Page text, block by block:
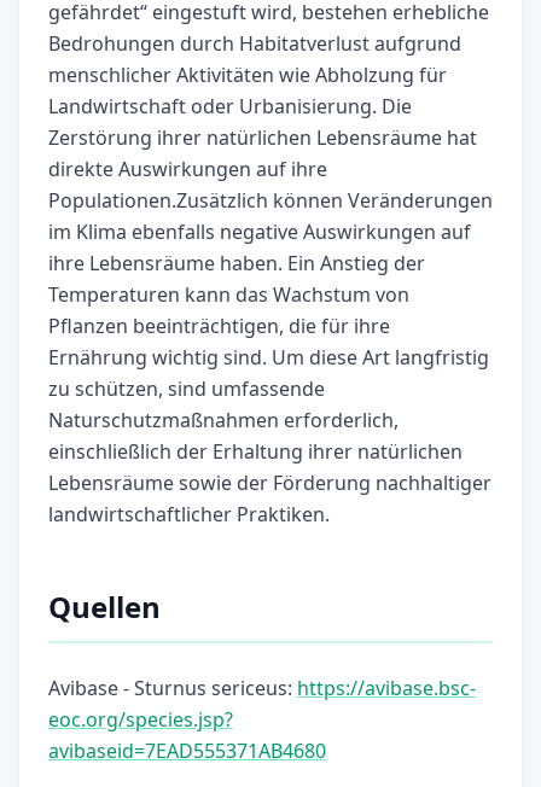
gefährdet“ eingestuft wird, bestehen erhebliche
Bedrohungen durch Habitatverlust aufgrund
menschlicher Aktivitäten wie Abholzung für
Landwirtschaft oder Urbanisierung. Die
Zerstörung ihrer natürlichen Lebensräume hat
direkte Auswirkungen auf ihre
Populationen.Zusätzlich können Veränderungen
im Klima ebenfalls negative Auswirkungen auf
ihre Lebensräume haben. Ein Anstieg der
Temperaturen kann das Wachstum von
Pflanzen beeinträchtigen, die für ihre
Ernährung wichtig sind. Um diese Art langfristig
zu schützen, sind umfassende
Naturschutzmaßnahmen erforderlich,
einschließlich der Erhaltung ihrer natürlichen
Lebensräume sowie der Förderung nachhaltiger
landwirtschaftlicher Praktiken.
Quellen
Avibase - Sturnus sericeus: https://avibase.bsc-
eoc.org/species.jsp?
avibaseid=7EAD555371AB4680